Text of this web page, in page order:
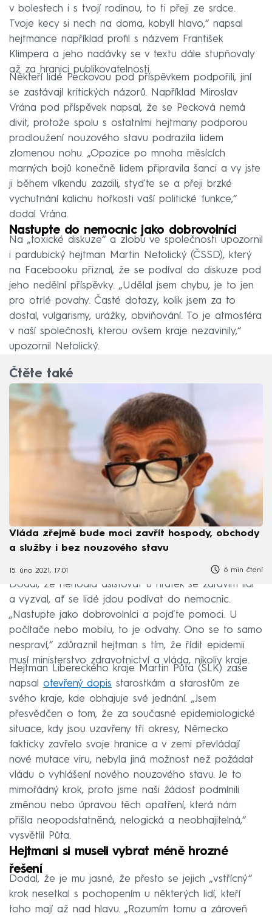
v bolestech i s tvojí rodinou, to ti přeji ze srdce.
Tvoje kecy si nech na doma, kobylí hlavo,“ napsal
hejtmance například profil s názvem František
Klimpera a jeho nadávky se v textu dále stupňovaly
až za hranici publikovatelnosti.
Někteří lidé Peckovou pod příspěvkem podpořili, jiní
se zastávají kritických názorů. Například Miroslav
Vrána pod příspěvek napsal, že se Pecková nemá
divit, protože spolu s ostatními hejtmany podporou
prodloužení nouzového stavu podrazila lidem
zlomenou nohu. „Opozice po mnoha měsících
marných bojů konečně lidem připravila šanci a vy jste
ji během víkendu zazdili, styďte se a přeji brzké
vychutnání kalichu hořkosti vaší politické funkce,“
dodal Vrána.
Nastupte do nemocnic jako dobrovolníci
Na „toxické diskuze“ a zlobu ve společnosti upozornil
i pardubický hejtman Martin Netolický (ČSSD), který
na Facebooku přiznal, že se podíval do diskuze pod
jeho nedělní příspěvky. „Udělal jsem chybu, je to jen
pro otrlé povahy. Časté dotazy, kolik jsem za to
dostal, vulgarismy, urážky, obviňování. To je atmosféra
v naší společnosti, kterou ovšem kraje nezavinily,“
upozornil Netolický.
Čtěte také
Vláda zřejmě bude moci zavřít hospody, obchody
a služby i bez nouzového stavu
15. úno 2021, 17:01 6 min čtení
Dodal, že nehodlá asistovat u hrátek se zdravím lidí
a vyzval, ať se lidé jdou podívat do nemocnic.
„Nastupte jako dobrovolníci a pojďte pomoci. U
počítače nebo mobilu, to je odvahy. Ono se to samo
nespraví,“ zdůraznil hejtman s tím, že řídit epidemii
musí ministerstvo zdravotnictví a vláda, nikoliv kraje.
Hejtman Libereckého kraje Martin Půta (SLK) zase
napsal otevřený dopis starostkám a starostům ze
svého kraje, kde obhajuje své jednání. „Jsem
přesvědčen o tom, že za současné epidemiologické
situace, kdy jsou uzavřeny tři okresy, Německo
fakticky zavřelo svoje hranice a v zemi převládají
nové mutace viru, nebyla jiná možnost než požádat
vládu o vyhlášení nového nouzového stavu. Je to
mimořádný krok, proto jsme naši žádost podmínili
změnou nebo úpravou těch opatření, která nám
přišla neopodstatněná, nelogická a neobhajitelná,“
vysvětlil Půta.
Hejtmani si museli vybrat méně hrozné
řešení
Dodal, že je mu jasné, že přesto se jejich „vstřícný“
krok nesetkal s pochopením u některých lidí, kteří
toho mají až nad hlavu. „Rozumím tomu a zároveň